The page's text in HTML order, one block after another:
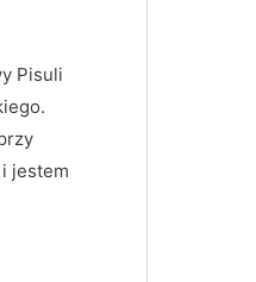
Pisuli
jestem